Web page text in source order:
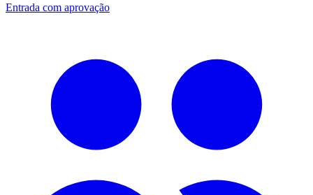
Entrada com aprovação